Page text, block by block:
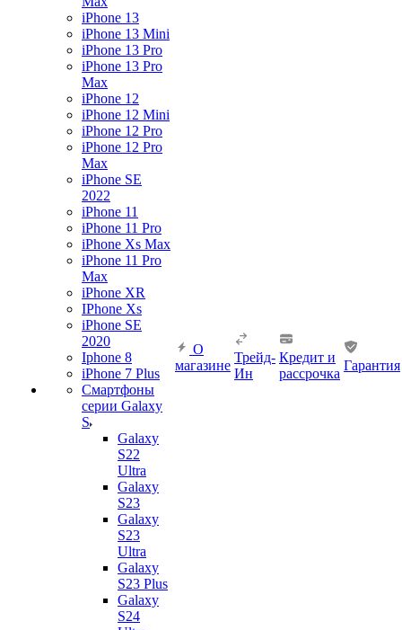
iPhone 13
iPhone 13 Mini
iPhone 13 Pro
iPhone 13 Pro
Max
iPhone 12
iPhone 12 Mini
iPhone 12 Pro
iPhone 12 Pro
Max
iPhone SE
2022
iPhone 11
iPhone 11 Pro
iPhone Xs Max
iPhone 11 Pro
Max
iPhone XR
IPhone Xs
iPhone SE
2020
Iphone 8
iPhone 7 Plus
Смартфоны
серии Galaxy
S
Galaxy
S22
Ultra
Galaxy
S23
Galaxy
S23
Ultra
Galaxy
S23 Plus
Galaxy
S24
О
магазине
Трейд-
Ин
Кредит и
рассрочка
Гарантия